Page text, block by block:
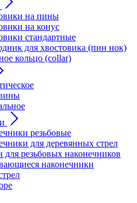
на пины
на конус
стандартные
для хвостовика (пин нок)
кольцо (collar)
резьбовые
для деревянных стрел
для резьбовых наконечников
наконечники